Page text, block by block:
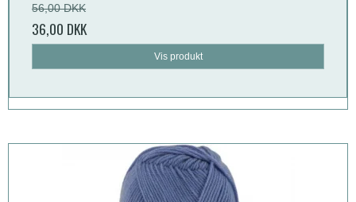
56,00 DKK
36,00 DKK
Vis produkt